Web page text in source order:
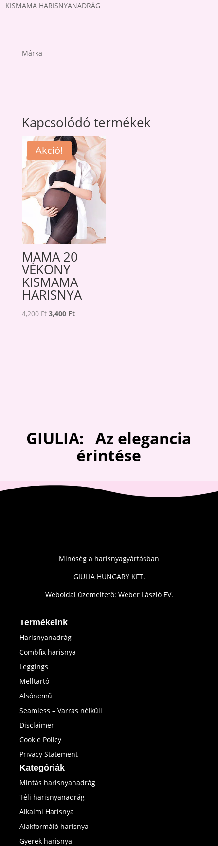
KISMAMA HARISNYANADRÁG
Márka
Kapcsolódó termékek
Akció!
MAMA 20
VÉKONY
KISMAMA
HARISNYA
4,200Ft Original
3,400 FtCurrent
GIULIA: Az elegancia
érintése
Minőség a harisnyagyártásban
GIULIA HUNGARY KFT.
Weboldal üzemeltető: Weber László EV.
Termékeink
Harisnyanadrág
Combfix harisnya
Leggings
Melltartó
Alsónemű
Seamless – Varrás nélküli
Disclaimer
Cookie Policy
Privacy Statement
Kategóriák
Mintás harisnyanadrág
Téli harisnyanadrág
Alkalmi Harisnya
Alakformáló harisnya
Gyerek harisnya